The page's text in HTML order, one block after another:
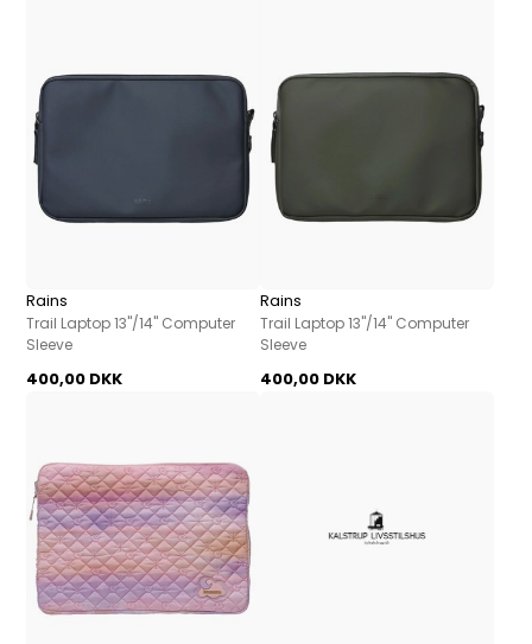
Rains
Trail Laptop 13"/14" Computer
Sleeve
400,00 DKK
Rains
Trail Laptop 13"/14" Computer
Sleeve
400,00 DKK